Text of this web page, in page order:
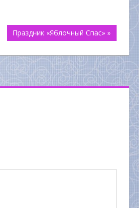
Праздник «Яблочный Спас» »